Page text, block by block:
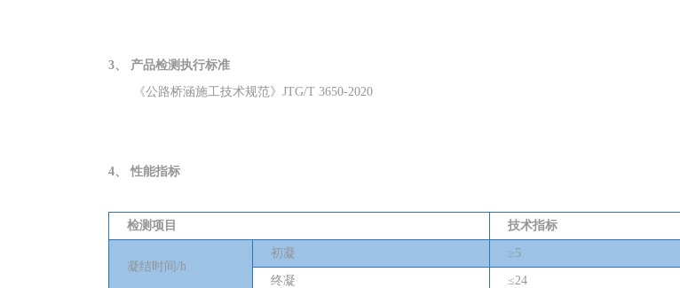
3、 产品检测执行标准
《公路桥涵施工技术规范》JTG/T 3650-2020
4、性能指标
检测项目 技术指标
凝结时间 /h
初凝 ≥5
终凝 ≤24